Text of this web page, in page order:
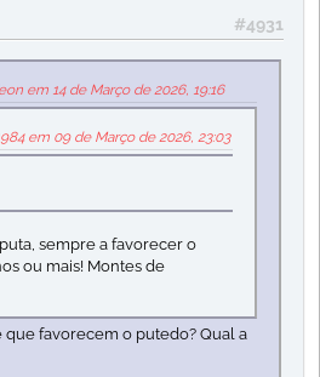
#4931
em 14 de Março de 2026, 19:16
em 09 de Março de 2026, 23:03
sempre a favorecer o
ou mais! Montes de
que favorecem o putedo? Qual a